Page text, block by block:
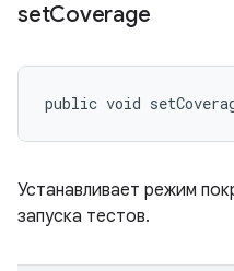
setCoverage
public void
Устанавливает режим
запуска тестов.